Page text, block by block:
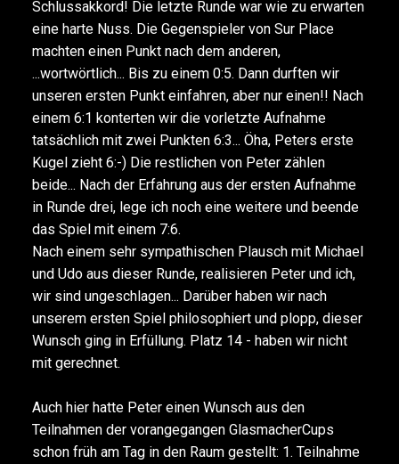
Schlussakkord! Die letzte Runde war wie zu erwarten
eine harte Nuss. Die Gegenspieler von Sur Place
machten einen Punkt nach dem anderen,
...wortwörtlich... Bis zu einem 0:5. Dann durften wir
unseren ersten Punkt einfahren, aber nur einen!! Nach
einem 6:1 konterten wir die vorletzte Aufnahme
tatsächlich mit zwei Punkten 6:3... Öha, Peters erste
Kugel zieht 6:-) Die restlichen von Peter zählen
beide... Nach der Erfahrung aus der ersten Aufnahme
in Runde drei, lege ich noch eine weitere und beende
das Spiel mit einem 7:6.
Nach einem sehr sympathischen Plausch mit Michael
und Udo aus dieser Runde, realisieren Peter und ich,
wir sind ungeschlagen... Darüber haben wir nach
unserem ersten Spiel philosophiert und plopp, dieser
Wunsch ging in Erfüllung. Platz 14 - haben wir nicht
mit gerechnet.
Auch hier hatte Peter einen Wunsch aus den
Teilnahmen der vorangegangen GlasmacherCups
schon früh am Tag in den Raum gestellt: 1. Teilnahme